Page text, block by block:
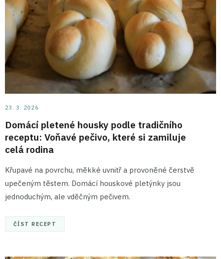
23. 3. 2026
Domácí pletené housky podle tradičního
receptu: Voňavé pečivo, které si zamiluje
celá rodina
Křupavé na povrchu, měkké uvnitř a provoněné čerstvě
upečeným těstem. Domácí houskové pletýnky jsou
jednoduchým, ale vděčným pečivem.
ČÍST RECEPT